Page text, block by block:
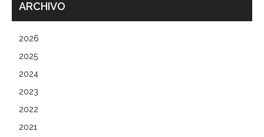
ARCHIVO
2026
2025
2024
2023
2022
2021